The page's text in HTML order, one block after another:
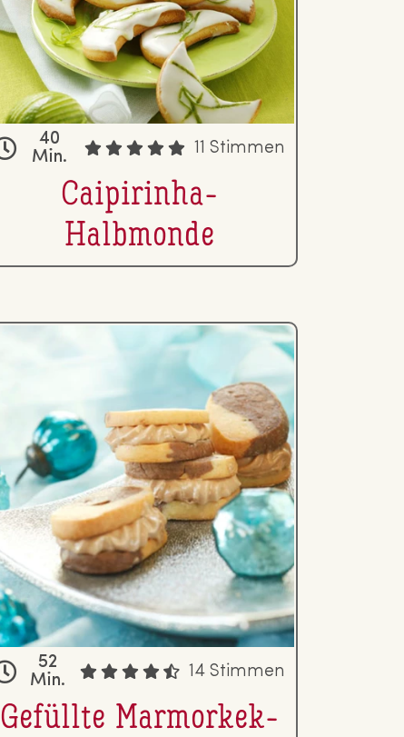
40
Min.
11 Stimmen
Cai­pi­rin­ha-
Halbmonde
52
Min.
14 Stimmen
Gefüllte Mar­mor­kek­